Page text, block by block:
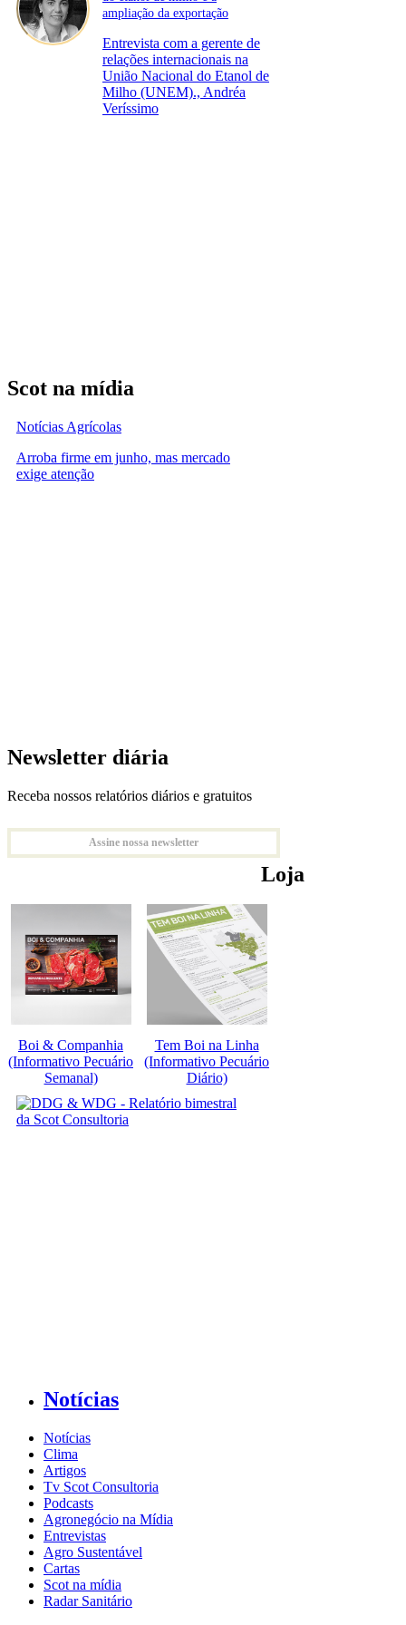
ampliação da exportação
Entrevista com a gerente de
relações internacionais na
União Nacional do Etanol de
Milho (UNEM)., Andréa
Veríssimo
Scot na mídia
Notícias Agrícolas
Arroba firme em junho, mas mercado
exige atenção
Newsletter diária
Receba nossos relatórios diários e gratuitos
Assine nossa newsletter
Loja
Boi & Companhia
(Informativo Pecuário
Semanal)
Tem Boi na Linha
(Informativo Pecuário
Diário)
Notícias
Notícias
Clima
Artigos
Tv Scot Consultoria
Podcasts
Agronegócio na Mídia
Entrevistas
Agro Sustentável
Cartas
Scot na mídia
Radar Sanitário